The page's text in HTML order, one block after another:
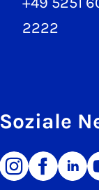
2222
Soziale